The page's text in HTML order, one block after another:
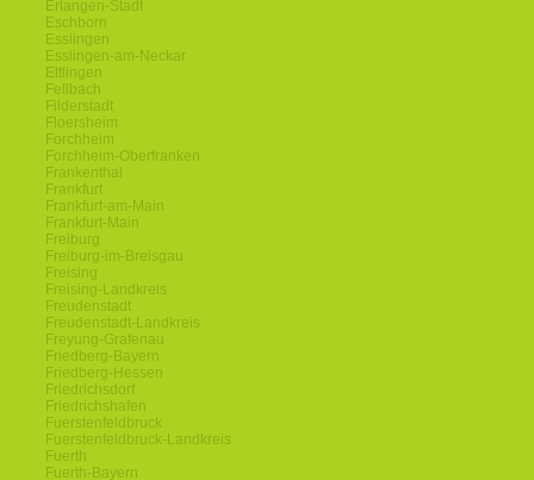
Erlangen-Stadt
Eschborn
Esslingen
Esslingen-am-Neckar
Ettlingen
Fellbach
Filderstadt
Floersheim
Forchheim
Forchheim-Oberfranken
Frankenthal
Frankfurt
Frankfurt-am-Main
Frankfurt-Main
Freiburg
Freiburg-im-Breisgau
Freising
Freising-Landkreis
Freudenstadt
Freudenstadt-Landkreis
Freyung-Grafenau
Friedberg-Bayern
Friedberg-Hessen
Friedrichsdorf
Friedrichshafen
Fuerstenfeldbruck
Fuerstenfeldbruck-Landkreis
Fuerth
Fuerth-Bayern